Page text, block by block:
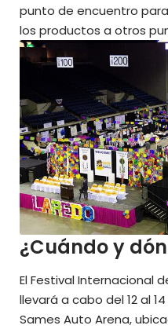
punto de encuentro
los productos a otros
¿Cuándo y
El Festival Internacional
llevará a cabo del 12 al
Sames Auto Arena,